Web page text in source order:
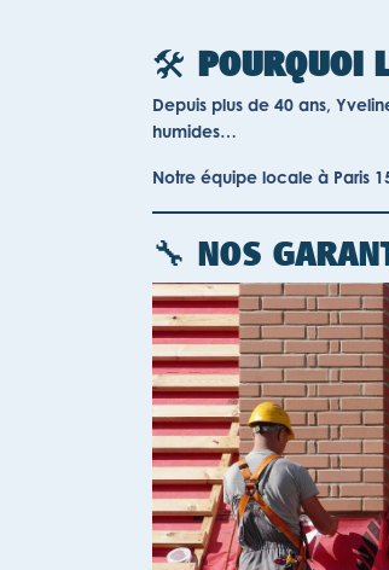
🛠️ POURQUOI
Depuis plus de 40 ans,
humides…
Notre équipe locale à Paris
🔧 NOS